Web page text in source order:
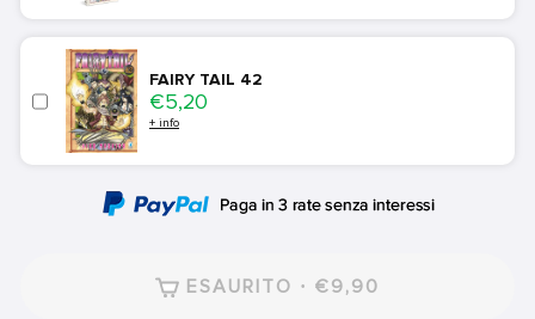
FAIRY TAIL 42
Price
€5,20
+ info
ESAURITO · €9,90